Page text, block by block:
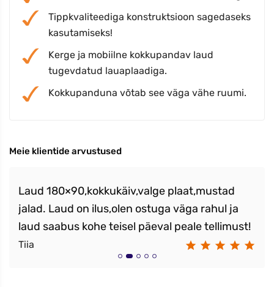
Tippkvaliteediga konstruktsioon sagedaseks
kasutamiseks!
Kerge ja mobiilne kokkupandav laud
tugevdatud lauaplaadiga.
Kokkupanduna võtab see väga vähe ruumi.
Meie klientide arvustused
Laud 180×90,kokkukäiv,valge plaat,mustad
jalad. Laud on ilus,olen ostuga väga rahul ja
laud saabus kohe teisel päeval peale tellimust!
Tiia